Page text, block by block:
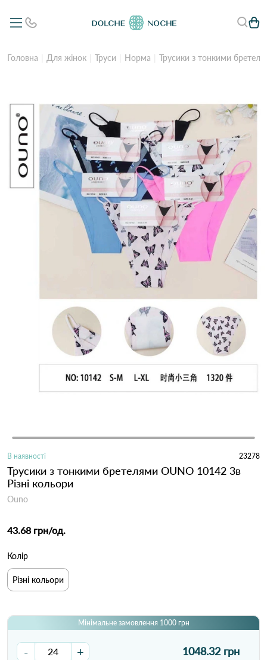
Головна Для жінок Труси Норма Трусики з тонкими
В наявності 23278
Трусики з тонкими бретелями OUNO 10142 3в
Різні кольори
Ouno
43.68 грн/од.
Колір
Різні кольори
Мінімальне замовлення 1000 грн
- + 1048.32 грн